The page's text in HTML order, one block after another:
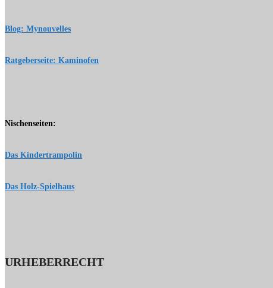
Blog: Mynouvelles
Ratgeberseite: Kaminofen
Nischenseiten:
Das Kindertrampolin
Das Holz-Spielhaus
URHEBERRECHT